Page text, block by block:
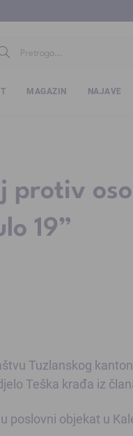
MAGAZIN NAJAVE
protiv
19”
Tuzlanskog
Teška krađa iz
poslovni objekat u